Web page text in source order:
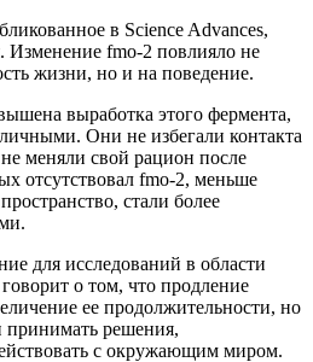
в Science Advances,
Изменение fmo-2 повлияло не
жизни, но и на поведение.
выработка этого фермента,
Они не избегали контакта
меняли свой рацион после
отсутствовал fmo-2, меньше
стали более
для исследований в области
о том, что продление
ее продолжительности, но
принимать решения,
с окружающим миром.